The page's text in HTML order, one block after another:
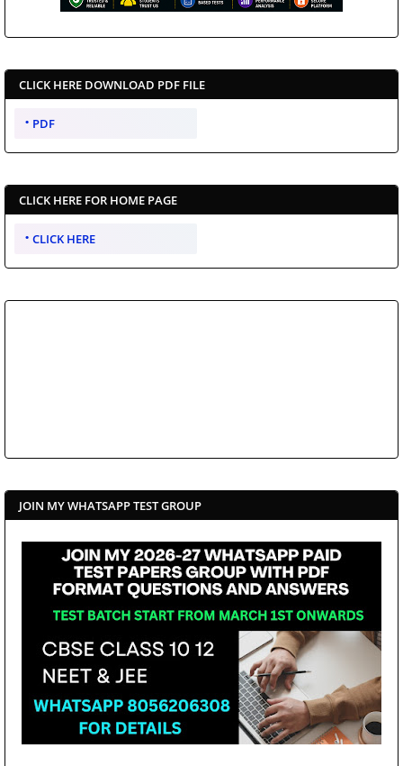
CLICK HERE DOWNLOAD PDF FILE
PDF
CLICK HERE FOR HOME PAGE
CLICK HERE
JOIN MY WHATSAPP TEST GROUP